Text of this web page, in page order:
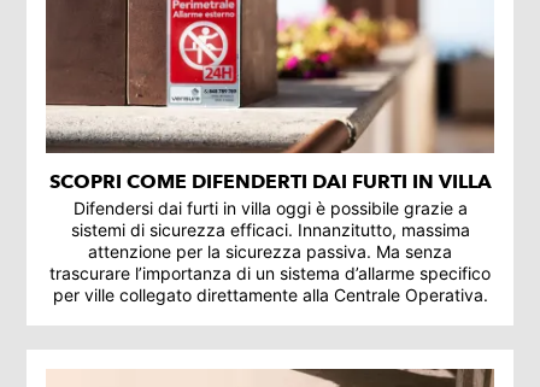
SCOPRI COME DIFENDERTI DAI FURTI IN VILLA
Difendersi dai furti in villa oggi è possibile grazie a
sistemi di sicurezza efficaci. Innanzitutto, massima
attenzione per la sicurezza passiva. Ma senza
trascurare l’importanza di un sistema d’allarme specifico
per ville collegato direttamente alla Centrale Operativa.